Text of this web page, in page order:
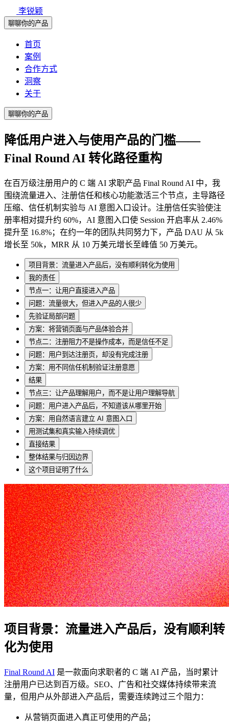
李锐颖
聊聊你的产品
首页
案例
合作方式
洞察
关于
聊聊你的产品
降低用户进入与使用产品的门槛——
Final Round AI 转化路径重构
在百万级注册用户的 C 端 AI 求职产品 Final Round AI 中，我
围绕流量进入、注册信任和核心功能激活三个节点，主导路径
压缩、信任机制实验与 AI 意图入口设计。注册信任实验使注
册率相对提升约 60%，AI 意图入口使 Session 开启率从 2.46%
提升至 16.8%；在约一年的团队共同努力下，产品 DAU 从 5k
增长至 50k，MRR 从 10 万美元增长至峰值 50 万美元。
项目背景：流量进入产品后，没有顺利转化为使用
我的责任
节点一：让用户直接进入产品
问题：流量很大，但进入产品的人很少
先验证局部问题
方案：将营销页面与产品体验合并
节点二：注册阻力不是操作成本，而是信任不足
问题：用户到达注册页，却没有完成注册
方案：用不同信任机制验证注册意愿
结果
节点三：让产品理解用户，而不是让用户理解导航
问题：用户进入产品后，不知道该从哪里开始
方案：用自然语言建立 AI 意图入口
用测试集和真实输入持续调优
直接结果
整体结果与归因边界
这个项目证明了什么
项目背景：流量进入产品后，没有顺利转
化为使用
Final Round AI 是一款面向求职者的 C 端 AI 产品，当时累计
注册用户已达到百万级。SEO、广告和社交媒体持续带来流
量，但用户从外部进入产品后，需要连续跨过三个阻力：
从营销页面进入真正可使用的产品；